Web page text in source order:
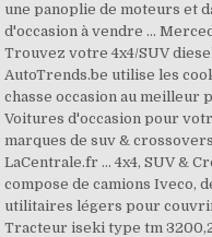
une panoplie de moteurs et
d'occasion à vendre ...
Trouvez votre 4x4/SUV
AutoTrends.be utilise les
chasse occasion au meilleur
Voitures d'occasion pour
marques de suv &
LaCentrale.fr ... 4x4, SUV &
compose de camions Iveco,
utilitaires légers pour
Tracteur iseki type tm